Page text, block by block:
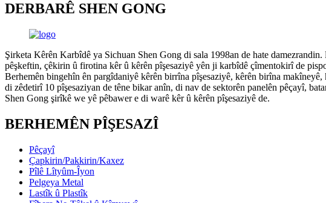
DERBARÊ SHEN GONG
Şirketa Kêrên Karbîdê ya Sichuan Shen Gong di sala 1998an de hate
pêşkeftin, çêkirin û firotina kêr û kêrên pîşesaziyê yên ji karbîdê çîmentokirî de
Berhemên bingehîn ên pargîdaniyê kêrên birrîna pîşesaziyê, kêrên birîna
di zêdetirî 10 pîşesaziyan de têne bikar anîn, di nav de sektorên panelên pêçayî,
Shen Gong şirîkê we yê pêbawer e di warê kêr û kêrên pîşesaziyê de.
BERHEMÊN PÎŞESAZÎ
Pêçayî
Çapkirin/Pakkirin/Kaxez
Pîlê Lîtyûm-Îyon
Pelgeya Metal
Lastîk û Plastîk